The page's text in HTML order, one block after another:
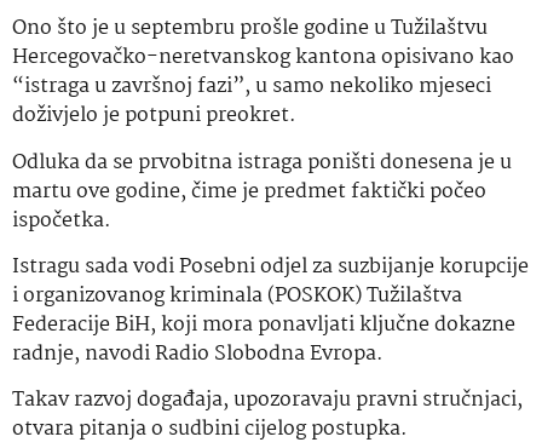
Ono što je u septembru prošle godine u Tužilaštvu
Hercegovačko-neretvanskog kantona opisivano kao
“istraga u završnoj fazi”, u samo nekoliko mjeseci
doživjelo je potpuni preokret.
Odluka da se prvobitna istraga poništi donesena je u
martu ove godine, čime je predmet faktički počeo
ispočetka.
Istragu sada vodi Posebni odjel za suzbijanje korupcije
i organizovanog kriminala (POSKOK) Tužilaštva
Federacije BiH, koji mora ponavljati ključne dokazne
radnje, navodi Radio Slobodna Evropa.
Takav razvoj događaja, upozoravaju pravni stručnjaci,
otvara pitanja o sudbini cijelog postupka.